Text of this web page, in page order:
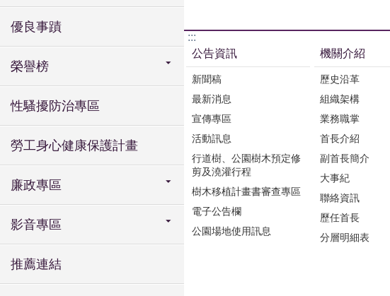
優良事蹟
榮譽榜
性騷擾防治專區
勞工身心健康保護計畫
廉政專區
影音專區
推薦連結
:::
公告資訊
新聞稿
最新消息
宣傳專區
活動訊息
行道樹、公園樹木預定修
剪及澆灌行程
樹木移植計畫書審查專區
電子公告欄
公園場地使用訊息
機關介紹
歷史沿革
組織架構
業務職掌
首長介紹
副首長簡介
大事紀
聯絡資訊
歷任首長
分層明細表